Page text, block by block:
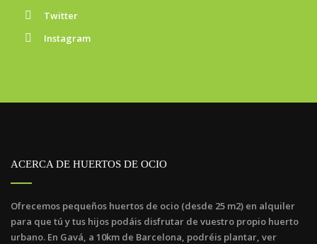
Twitter
Instagram
ACERCA DE HUERTOS DE OCIO
Ofrecemos pequeños huertos de ocio (desde 25 m2) en alquiler
para que tú y tus hijos podáis disfrutar de vuestro propio huerto
urbano. En Gavá, a 10km de Barcelona, podréis plantar, ver